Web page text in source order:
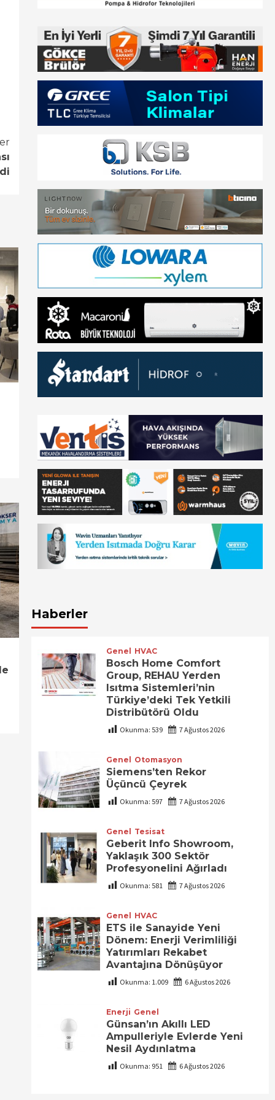
Haberler
Genel HVAC
Bosch Home Comfort
Group, REHAU Yerden
Isıtma Sistemleri’nin
Türkiye’deki Tek Yetkili
Distribütörü Oldu
Okunma: 539 7 Ağustos 2026
Genel Otomasyon
Siemens’ten Rekor
Üçüncü Çeyrek
Okunma: 597 7 Ağustos 2026
Genel Tesisat
Geberit Info Showroom,
Yaklaşık 300 Sektör
Profesyonelini Ağırladı
Okunma: 581 7 Ağustos 2026
Genel HVAC
ETS ile Sanayide Yeni
Dönem: Enerji Verimliliği
Yatırımları Rekabet
Avantajına Dönüşüyor
Okunma: 1.009 6 Ağustos 2026
Enerji Genel
Günsan’ın Akıllı LED
Ampulleriyle Evlerde Yeni
Nesil Aydınlatma
Okunma: 951 6 Ağustos 2026